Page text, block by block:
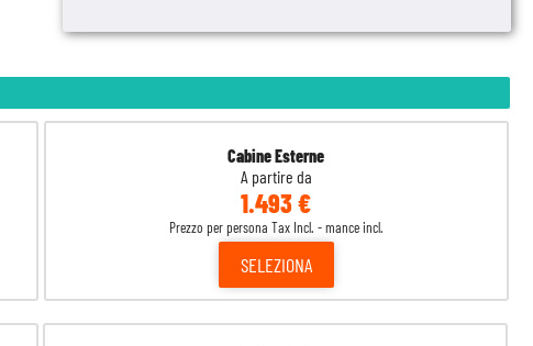
Cabine Esterne
A partire da
1.493 €
Prezzo per persona Tax Incl. - mance incl.
SELEZIONA